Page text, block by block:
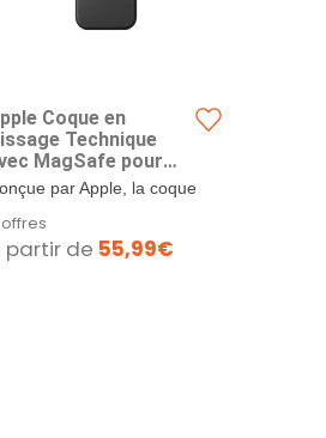
Coque en
Technique
MagSafe pour
17 Pro - Noir
par Apple, la coque
offre...
partir de 55,99€